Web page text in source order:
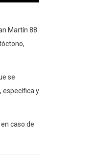
Martín 88
se
específica y
caso de